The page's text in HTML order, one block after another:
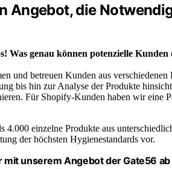
Angebot, die
genau können potenzielle
und betreuen Kunden aus verschiedenen
bis hin zur Analyse der Produkte
Für Shopify-Kunden haben wir
4.000 einzelne Produkte aus
der höchsten Hygienestandards vor.
unserem Angebot der Gate56